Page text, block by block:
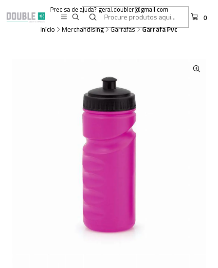
0
Precisa de ajuda? geral.doubler@gmail.com
Início Merchandising Garrafas Garrafa Pvc